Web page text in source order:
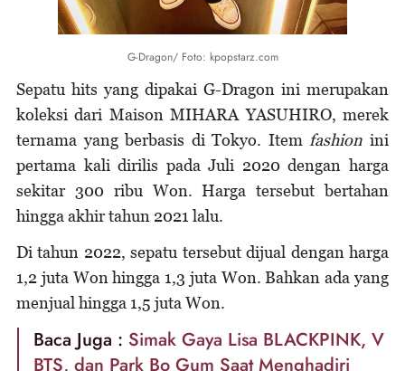
G-Dragon/ Foto: kpopstarz.com
Sepatu hits yang dipakai G-Dragon ini merupakan
koleksi dari Maison MIHARA YASUHIRO, merek
ternama yang berbasis di Tokyo. Item fashionini
pertama kali dirilis pada Juli 2020 dengan harga
sekitar 300 ribu Won. Harga tersebut bertahan
hingga akhir tahun 2021 lalu.
Di tahun 2022, sepatu tersebut dijual dengan harga
1,2 juta Won hingga 1,3 juta Won. Bahkan ada yang
menjual hingga 1,5 juta Won.
Baca Juga : Simak Gaya Lisa BLACKPINK, V
BTS, dan Park Bo Gum Saat Menghadiri